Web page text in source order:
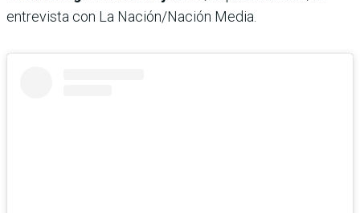
entrevista con La Nación/Nación Media.